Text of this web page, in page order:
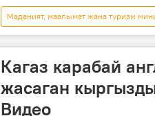
Маданият, маалымат жана туризм
Маданият
балдар
Кагаз карабай
жасаган
Видео